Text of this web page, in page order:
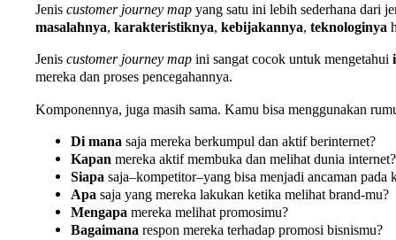
Jenis customer journey map yang satu ini lebih sederhana dari
masalahnya, karakteristiknya, kebijakannya, teknologinya
Jenis customer journey map ini sangat cocok untuk mengetahui
mereka dan proses pencegahannya.
Komponennya, juga masih sama. Kamu bisa menggunakan
Di mana saja mereka berkumpul dan aktif berinternet?
Kapan mereka aktif membuka dan melihat dunia internet?
Siapa saja–kompetitor–yang bisa menjadi ancaman pada
Apa saja yang mereka lakukan ketika melihat brand-mu?
Mengapa mereka melihat promosimu?
Bagaimana respon mereka terhadap promosi bisnismu?